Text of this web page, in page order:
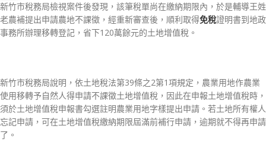
新竹市稅務局檢視案件後發現，該筆稅單尚在繳納期限內，於是輔導王姓
老農補提出申請農地不課徵，經重新審查後，順利取得免稅證明書到地政
事務所辦理移轉登記，省下120萬餘元的土地增值稅。
新竹市稅務局說明，依土地稅法第39條之2第1項規定，農業用地作農業
使用移轉予自然人得申請不課徵土地增值稅，因此在申報土地增值稅時，
須於土地增值稅申報書勾選註明農業用地字樣提出申請。若土地所有權人
忘記申請，可在土地增值稅繳納期限屆滿前補行申請，逾期就不得再申請
了。